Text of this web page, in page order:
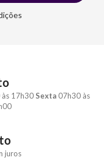
17h30 Sexta 07h30 às
juros